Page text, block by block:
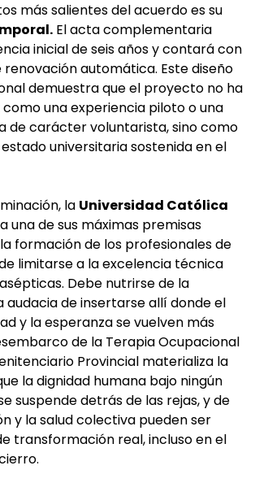
más salientes del acuerdo es su
El acta complementaria
inicial de seis años y contará con
renovación automática. Este diseño
demuestra que el proyecto no ha
una experiencia piloto o una
de carácter voluntarista, sino como
universitaria sostenida en el
la Universidad Católica
una de sus máximas premisas
formación de los profesionales de
limitarse a la excelencia técnica
Debe nutrirse de la
audacia de insertarse allí donde el
y la esperanza se vuelven más
de la Terapia Ocupacional
Provincial materializa la
la dignidad humana bajo ningún
suspende detrás de las rejas, y de
y la salud colectiva pueden ser
transformación real, incluso en el